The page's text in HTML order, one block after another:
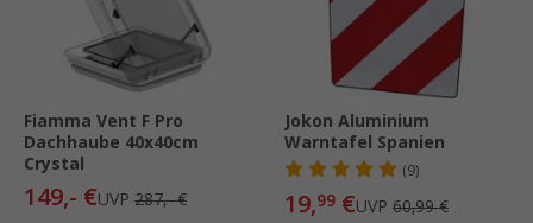
Fiamma Vent F Pro
Dachhaube 40x40cm
Crystal
149,- €UVP 287,- €
Jokon Aluminium
Warntafel Spanien
(9)
19,99 €UVP 60,99 €